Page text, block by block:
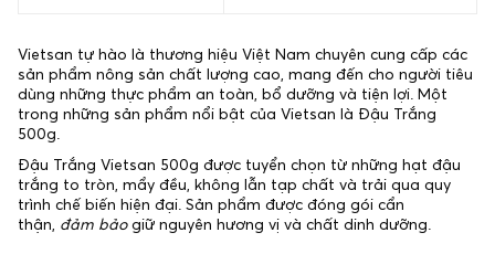
Vietsan tự hào là thương hiệu Việt Nam chuyên cung cấp các
sản phẩm nông sản chất lượng cao, mang đến cho người tiêu
dùng những thực phẩm an toàn, bổ dưỡng và tiện lợi. Một
trong những sản phẩm nổi bật của Vietsan là Đậu Trắng
500g.
Đậu Trắng Vietsan 500g được tuyển chọn từ những hạt đậu
trắng to tròn, mẩy đều, không lẫn tạp chất và trải qua quy
trình chế biến hiện đại. Sản phẩm được đóng gói cẩn
thận,
đảm bảo giữ nguyên hương vị và chất dinh dưỡng.